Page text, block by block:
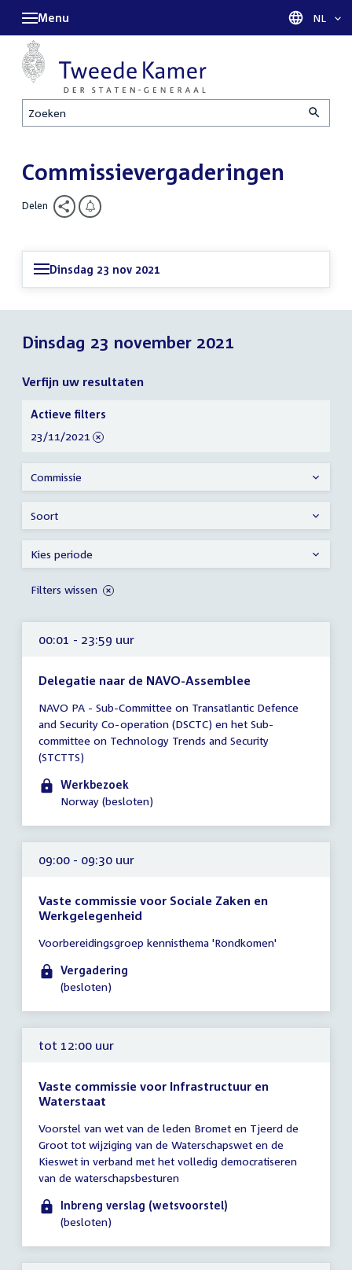
Zoeken
Menu Taal
NL
Commissievergaderingen
Delen
Dinsdag 23 nov 2021
Dinsdag 23 november 2021
Verfijn uw resultaten
00:01 - 23:59 uur
Delegatie naar de NAVO-Assemblee
vergadering
00:01
-
23:59
uur
NAVO PA - Sub-Committee on Transatlantic Defence
and Security Co-operation (DSCTC) en het Sub-
committee on Technology Trends and Security
(STCTTS)
Werkbezoek
Norway (besloten)
09:00 - 09:30 uur
Vaste commissie voor Sociale Zaken en
Werkgelegenheid
vergadering
09:00
-
uur
Voorbereidingsgroep kennisthema 'Rondkomen'
Vergadering
(besloten)
tot 12:00 uur
Vaste commissie voor Infrastructuur en
Waterstaat
vergadering
tot
12:00
uur
Voorstel van wet van de leden Bromet en Tjeerd de
Groot tot wijziging van de Waterschapswet en de
Kieswet in verband met het volledig democratiseren
van de waterschapsbesturen
Inbreng verslag (wetsvoorstel)
(besloten)
Verfijn
uw
resultaten
Actieve filters
verwijder
23/11/2021
Commissie
Soort
Kies periode
Filters wissen